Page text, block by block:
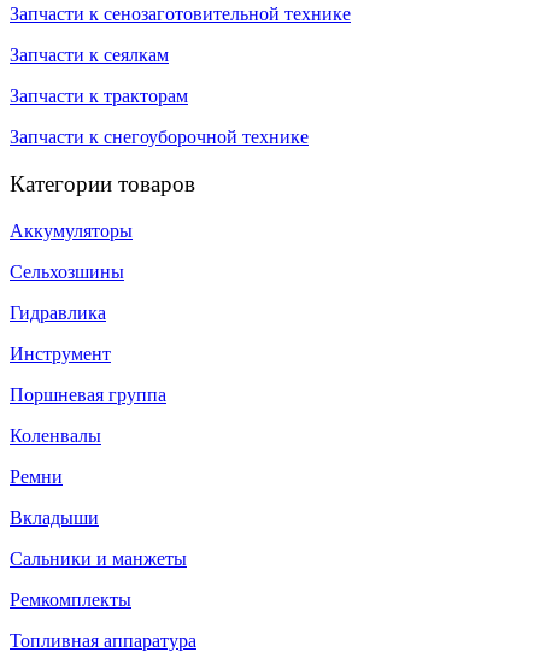
Запчасти к сенозаготовительной технике
Запчасти к сеялкам
Запчасти к тракторам
Запчасти к снегоуборочной технике
Категории товаров
Аккумуляторы
Сельхозшины
Гидравлика
Инструмент
Поршневая группа
Коленвалы
Ремни
Вкладыши
Сальники и манжеты
Ремкомплекты
Топливная аппаратура